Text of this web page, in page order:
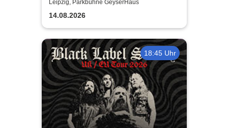
Dresen & Band spielen (nicht
nur) Gundermann
Leipzig, Parkbühne GeyserHaus
14.08.2026
18:45 Uhr